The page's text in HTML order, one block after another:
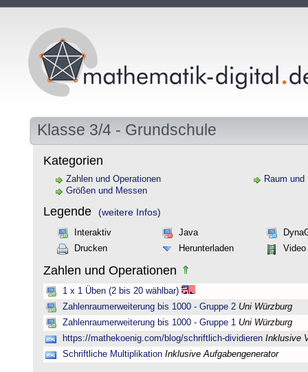
Klasse 3/4 - Grundschule
Kategorien
Zahlen und Operationen
Raum und
Größen und Messen
Legende (weitere Infos)
Interaktiv Java
Drucken
Herunterladen Video
Zahlen und Operationen
1 x 1 Üben (2 bis 20 wählbar)
Zahlenraumerweiterung bis 1000 - Gruppe 2 Uni Würzburg
Zahlenraumerweiterung bis 1000 - Gruppe 1 Uni Würzburg
https://mathekoenig.com/blog/schriftlich-dividieren Inklusive
Schriftliche Multiplikation Inklusive Aufgabengenerator